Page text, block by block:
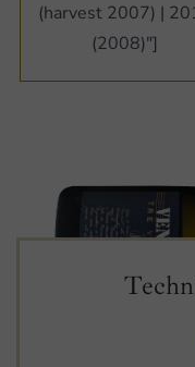
(harvest 2007) |
(2008)"]